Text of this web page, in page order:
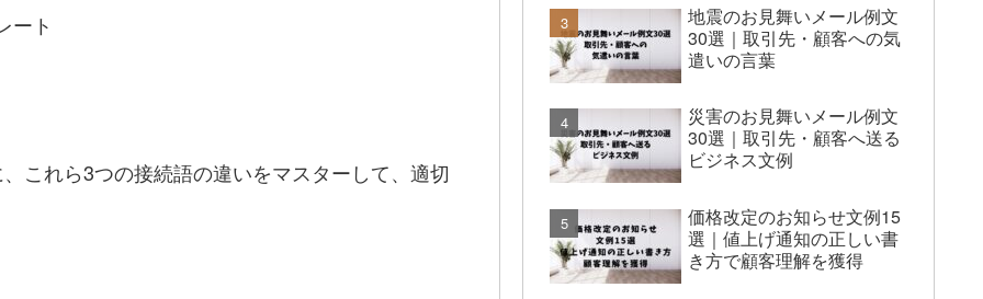
ート
これら3つの接続語の違いをマスターして、適切
地震のお見舞いメール例文
30選｜取引先・顧客への気
遣いの言葉
災害のお見舞いメール例文
30選｜取引先・顧客へ送る
ビジネス文例
価格改定のお知らせ文例15
選｜値上げ通知の正しい書
き方で顧客理解を獲得